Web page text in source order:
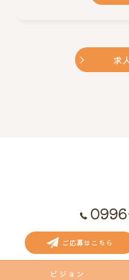
求
ご応募はこちら
ビジョン